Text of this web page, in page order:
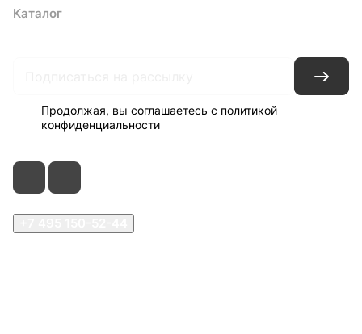
Каталог
Продолжая, вы соглашаетесь с политикой
конфиденциальности